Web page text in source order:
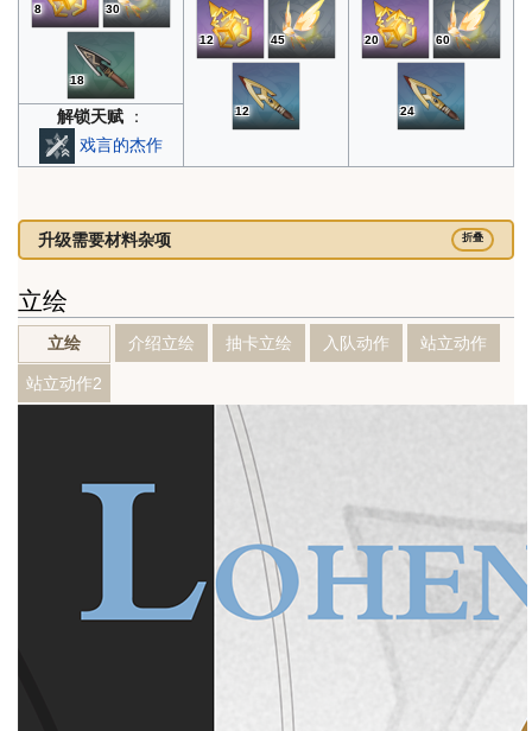
8 30
18
12 45
12
20 60
24
解锁天赋 ：
戏言的杰作
升级需要材料杂项 折叠
立绘
立绘 介绍立绘 抽卡立绘 入队动作 站立动作
站立动作2